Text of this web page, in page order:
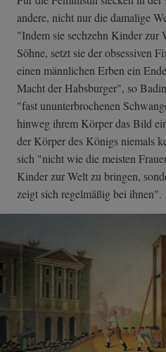
andere, nicht nur die damalige
"Indem sie sechzehn Kinder zur
Söhne, setzt sie der obsessiven
einen männlichen Erben ein
Macht der Habsburger", so
"fast ununterbrochenen
hinweg ihrem Körper das Bild
der Körper des Königs niemals
sich "nicht wie die meisten
Kinder zur Welt zu bringen,
zeigt sich regelmäßig bei ihnen".